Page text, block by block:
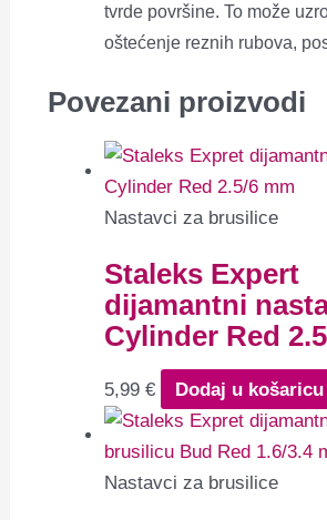
tvrde površine. To može
oštećenje reznih rubova,
Povezani proizvodi
Nastavci za brusilice
Staleks Expert
dijamantni
Cylinder Red
5,99€ Dodaj u košaricu
Nastavci za brusilice